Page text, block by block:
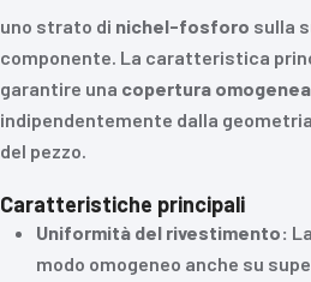
uno strato di nichel-fosforo sulla
componente. La caratteristica
garantire una copertura omogenea
indipendentemente dalla
del pezzo.
Caratteristiche principali
Uniformità del rivestimento:
modo omogeneo anche su